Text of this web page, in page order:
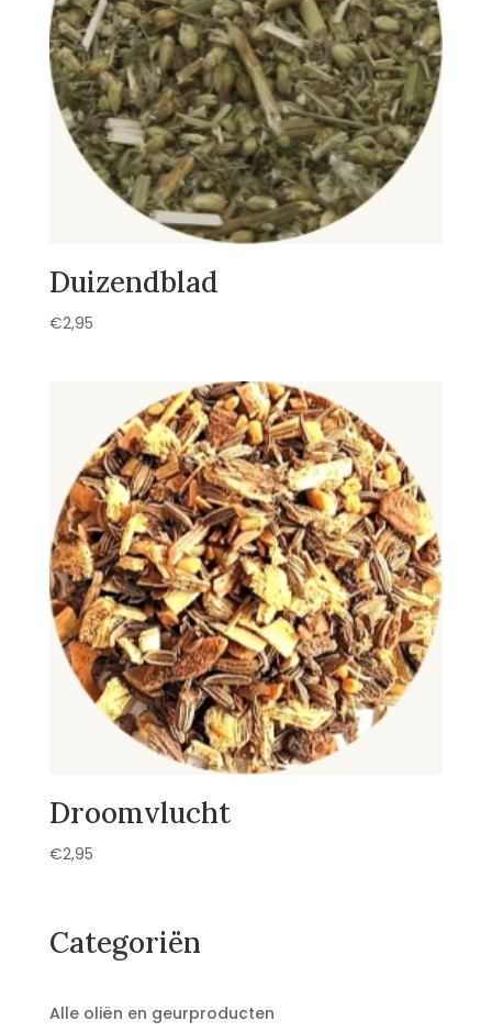
Duizendblad
€2,95
Droomvlucht
€2,95
Categoriën
Alle oliën en geurproducten